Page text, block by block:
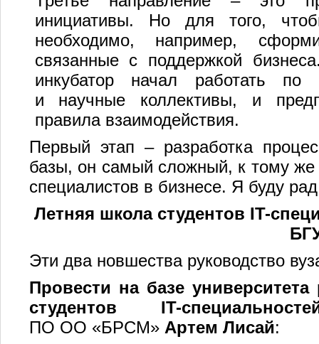
инициативы. Но для того,
необходимо, например,
связанные с поддержкой
инкубатор начал работать по
и научные коллективы, и
правила взаимодействия.
Первый этап – разработка
базы, он самый сложный, к тому же
специалистов в бизнесе. Я буду
Летняя школа студентов IT-
Эти два новшества руководство
Провести на базе
студентов IT-
ПО ОО «БРСМ» Артем Лисай: